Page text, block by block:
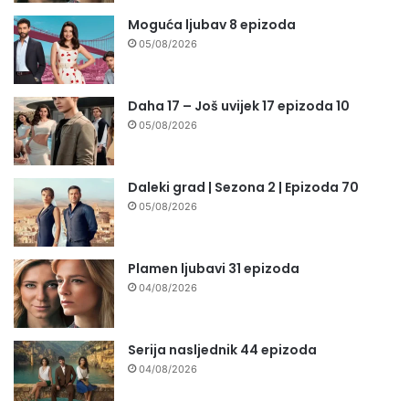
Moguća ljubav 8 epizoda
05/08/2026
Daha 17 – Još uvijek 17 epizoda 10
05/08/2026
Daleki grad | Sezona 2 | Epizoda 70
05/08/2026
Plamen ljubavi 31 epizoda
04/08/2026
Serija nasljednik 44 epizoda
04/08/2026